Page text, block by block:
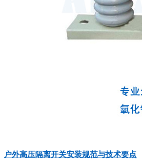
户外高压隔离开关安装规范与技术要点